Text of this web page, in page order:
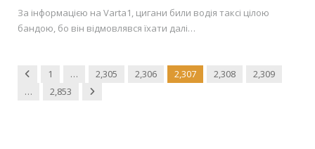
За інформацією на Varta1, цигани били водія таксі цілою
бандою, бо він відмовлявся їхати далі…
Previous
1 … 2,305 2,306 2,307 2,308
2,309
…
2,853 Next